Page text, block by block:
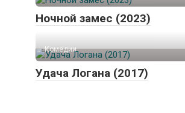
Ночной замес (2023)
Комедии
Удача Логана (2017)